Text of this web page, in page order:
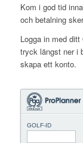
Kom i god tid
och betalning
Logga in med
tryck längst ner i
skapa ett konto.
GOLF-ID